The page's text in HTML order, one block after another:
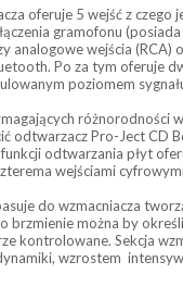
oferuje 5 wejść z czego
gramofonu
analogowe wejścia (RCA)
Po za tym oferuje
poziomem
różnorodności
odtwarzacz Pro-Ject CD
odtwarzania płyt
wejściami
do wzmacniacza
brzmienie można by
kontrolowane. Sekcja
wzrostem